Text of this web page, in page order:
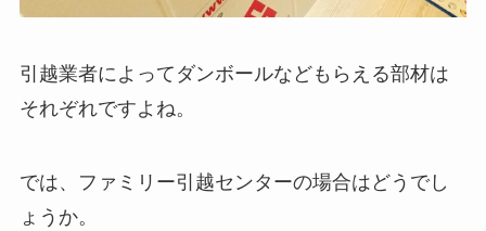
引越業者によってダンボールなどもらえる部材は
それぞれですよね。
では、ファミリー引越センターの場合はどうでし
ょうか。